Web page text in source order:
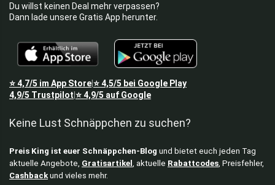
Du willst keinen Deal mehr verpassen?
Dann lade unsere Gratis App herunter.
⭐4,7/5 im App Store⭐4,5/5 bei Google Play
4,9/5 Trustpilot ⭐4,9/5 auf Google
Keine Lust Schnäppchen zu suchen?
Preis King ist euer Schnäppchen-Blog und bietet euch jeden Tag
aktuelle Angebote, Gratisartikel , aktuelle Rabattcodes , Preisfehler,
Cashback und vieles mehr.